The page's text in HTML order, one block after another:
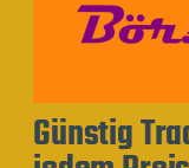
Günstig